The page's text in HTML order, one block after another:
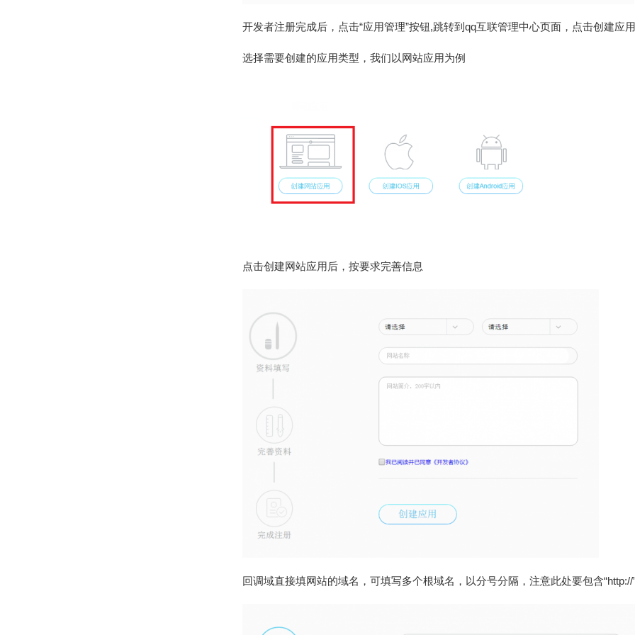
开发者注册完成后，点击“应用管理”按钮,跳转到qq互联管理中心页面，点击创建应
选择需要创建的应用类型，我们以网站应用为例
点击创建网站应用后，按要求完善信息
回调域直接填网站的域名，可填写多个根域名，以分号分隔，注意此处要包含“